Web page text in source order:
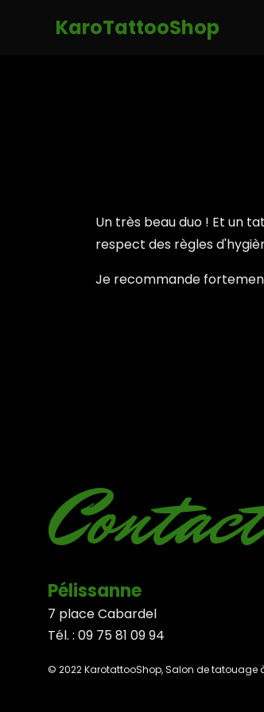
KaroTattooShop
Un très beau duo ! Et un
respect des règles
Je recommande
Pélissanne
7 place Cabardel
Tél. : 09 75 81 09 94
© 2022 KarotattooShop, Salon de tatouage